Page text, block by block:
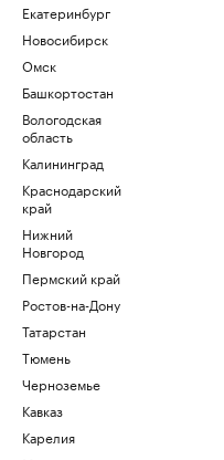
Екатеринбург
Новосибирск
Омск
Башкортостан
Вологодская
область
Калининград
Краснодарский
край
Нижний
Новгород
Пермский край
Ростов-на-Дону
Татарстан
Тюмень
Черноземье
Кавказ
Карелия